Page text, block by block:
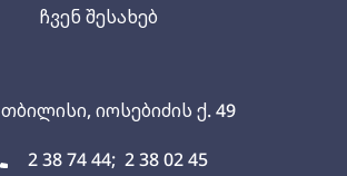
თბილისი, იოსებიძის ქ. 49
2 38 74 44; 2 38 02 45
ჩვენ შესახებ